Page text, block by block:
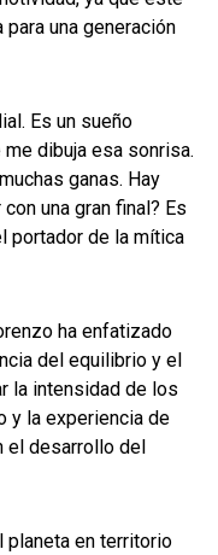
una generación
Es un sueño
dibuja esa sonrisa.
ganas. Hay
una gran final? Es
portador de la mítica
ha enfatizado
del equilibrio y el
la intensidad de los
y la experiencia de
el desarrollo del
planeta en territorio